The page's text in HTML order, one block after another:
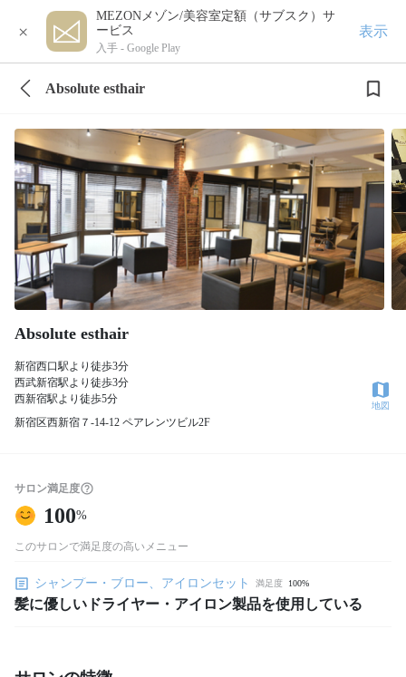
×
MEZONメゾン/美容室定額（サブスク）サ
ービス
入手 - Google Play
表示
Absolute esthair
Absolute esthair
新宿西口駅より徒歩3分
西武新宿駅より徒歩3分
西新宿駅より徒歩5分
新宿区西新宿７-14-12 ペアレンツビル2F
地図
サロン満足度
100%
このサロンで満足度の高いメニュー
シャンプー・ブロー、アイロンセット 満足度 100%
髪に優しいドライヤー・アイロン製品を使用している